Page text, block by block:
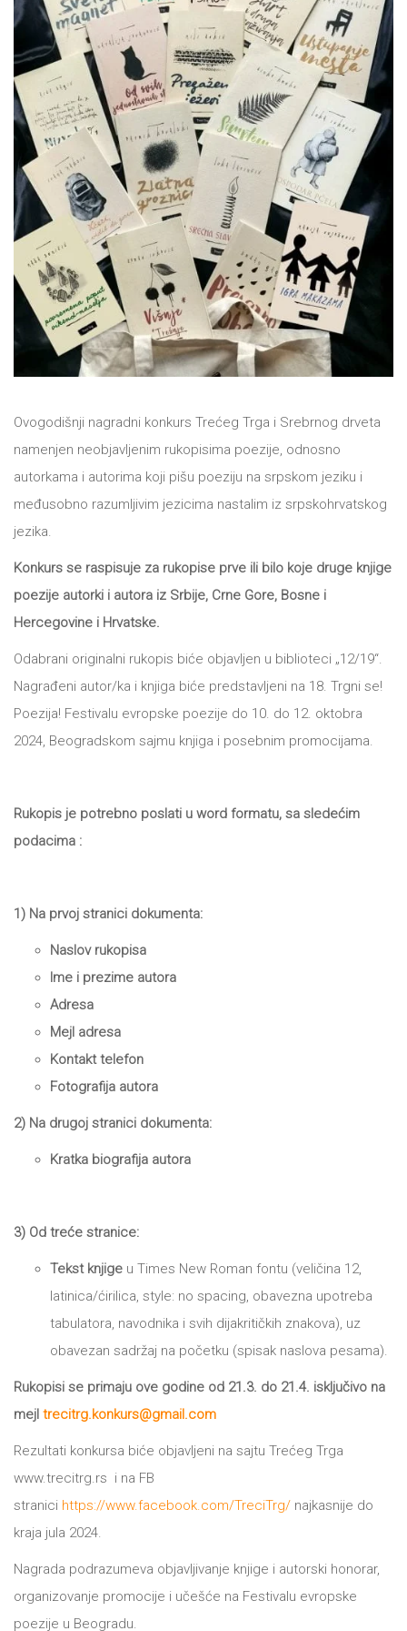
All
Star
tt
Buka&Bes
NORD
Sredozemlje
Papirna
pozornica
A5
Hommage
Portreti
Pro/za
Poezija!
NOVOSTI
GIFT
SHOP
NAMA
KNJIŽARA
Ovogodišnji nagradni konkurs Trećeg Trga i Srebrnog drveta
namenjen neobjavljenim rukopisima poezije, odnosno
autorkama i autorima koji pišu poeziju na srpskom jeziku i
međusobno razumljivim jezicima nastalim iz srpskohrvatskog
jezika.
Konkurs se raspisuje za rukopise prve ili bilo koje druge knjige
poezije autorki i autora iz Srbije, Crne Gore, Bosne i
Hercegovine i Hrvatske.
Odabrani originalni rukopis biće objavljen u biblioteci „12/19“.
Nagrađeni autor/ka i knjiga biće predstavljeni na 18. Trgni se!
Poezija! Festivalu evropske poezije do 10. do 12. oktobra
2024, Beogradskom sajmu knjiga i posebnim promocijama.
Rukopis je potrebno poslati u word formatu, sa sledećim
podacima :
1) Na prvoj stranici dokumenta:
Naslov rukopisa
Ime i prezime autora
Adresa
Mejl adresa
Kontakt telefon
Fotografija autora
2) Na drugoj stranici dokumenta:
Kratka biografija autora
3) Od treće stranice:
Tekst knjige u Times New Roman fontu (veličina 12,
latinica/ćirilica, style: no spacing, obavezna upotreba
tabulatora, navodnika i svih dijakritičkih znakova), uz
obavezan sadržaj na početku (spisak naslova pesama).
Rukopisi se primaju ove godine od 21.3. do 21.4. isključivo na
mejl trecitrg.konkurs@gmail.com
Rezultati konkursa biće objavljeni na sajtu Trećeg Trga
www.trecitrg.rs i na FB
stranici https://www.facebook.com/TreciTrg/ najkasnije do
kraja jula 2024.
Nagrada podrazumeva objavljivanje knjige i autorski honorar,
organizovanje promocije i učešće na Festivalu evropske
poezije u Beogradu.